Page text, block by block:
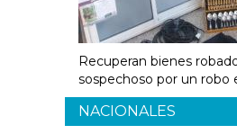
Recuperan bienes
sospechoso por un robo
NACIONALES